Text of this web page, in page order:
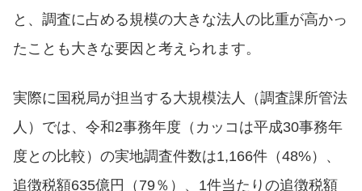
と、調査に占める規模の大きな法人の比重が高かっ
たことも大きな要因と考えられます。
実際に国税局が担当する大規模法人（調査課所管法
人）では、令和2事務年度（カッコは平成30事務年
度との比較）の実地調査件数は1,166件（48%）、
追徴税額635億円（79％）、1件当たりの追徴税額